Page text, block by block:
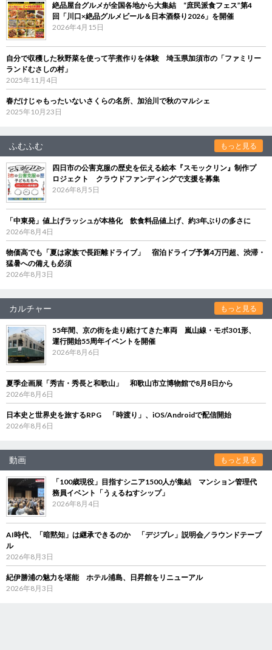
絶品屋台グルメが全国各地から大集結 “庶民派食フェス”第4
回「川口×絶品グルメビール＆日本酒祭り2026」を開催
2026年4月15日
自分で収穫した秋野菜を使って芋煮作りを体験 埼玉県加須市の「ファミリー
ランドむさしの村」
2025年11月4日
春だけじゃもったいないさくらの名所、加治川で秋のマルシェ
2025年10月23日
ふむふむ もっと見る
四日市の公害克服の歴史を伝える絵本『スモックリン』制作プ
ロジェクト クラウドファンディングで支援を募集
2026年8月5日
「中東発」値上げラッシュが本格化 飲食料品値上げ、約3年ぶりの多さに
2026年8月4日
物価高でも「夏は家族で長距離ドライブ」 宿泊ドライブ予算4万円超、渋滞・
猛暑への備えも必須
2026年8月3日
カルチャー もっと見る
55年間、京の街を走り続けてきた車両 嵐山線・モボ301形、
運行開始55周年イベントを開催
2026年8月6日
夏季企画展「秀吉・秀長と和歌山」 和歌山市立博物館で8月8日から
2026年8月6日
日本史と世界史を旅するRPG 「時渡り」、iOS/Androidで配信開始
2026年8月6日
動画 もっと見る
「100歳現役」目指すシニア1500人が集結 マンション管理代
務員イベント「うぇるねすシップ」
2026年8月4日
AI時代、「暗黙知」は継承できるのか 「デジブレ」説明会／ラウンドテーブ
ル
2026年8月3日
紀伊勝浦の魅力を堪能 ホテル浦島、日昇館をリニューアル
2026年8月3日